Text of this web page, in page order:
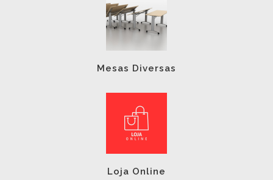
Mesas Diversas
Loja Online